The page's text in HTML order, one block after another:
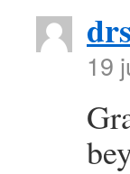
19